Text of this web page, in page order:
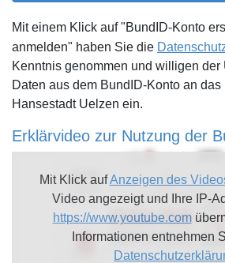
Mit einem Klick auf "BundID-Konto
anmelden" haben Sie die
Kenntnis genommen und willigen der
Daten aus dem BundID-Konto an das
Hansestadt Uelzen ein.
Erklärvideo zur Nutzung der
Mit Klick aufAnzeigen des
Video angezeigt und Ihre IP-
https://www.youtube.com
Informationen entnehmen